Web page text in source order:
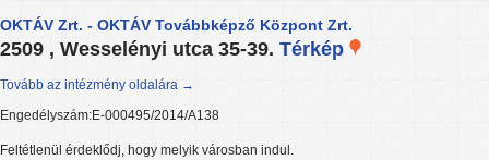
OKTÁV Zrt. - OKTÁV Továbbképző Központ Zrt.
2509 , Wesselényi utca 35-39. Térkép
Tovább az intézmény oldalára →
Engedélyszám:E-000495/2014/A138
Feltétlenül érdeklődj, hogy melyik városban indul.